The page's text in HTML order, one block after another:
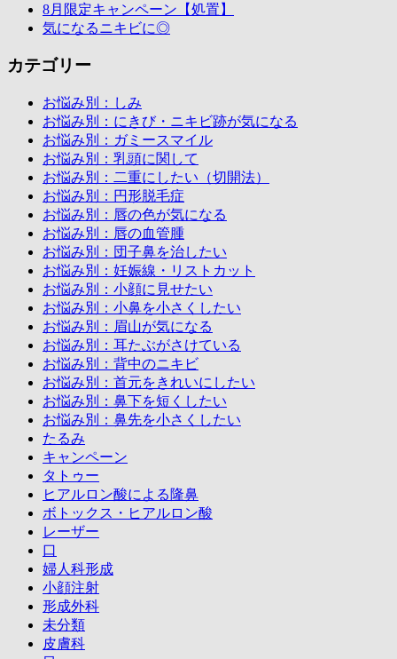
8月限定キャンペーン【処置】
気になるニキビに◎
カテゴリー
お悩み別：しみ
お悩み別：にきび・ニキビ跡が気になる
お悩み別：ガミースマイル
お悩み別：乳頭に関して
お悩み別：二重にしたい（切開法）
お悩み別：円形脱毛症
お悩み別：唇の色が気になる
お悩み別：唇の血管腫
お悩み別：団子鼻を治したい
お悩み別：妊娠線・リストカット
お悩み別：小顔に見せたい
お悩み別：小鼻を小さくしたい
お悩み別：眉山が気になる
お悩み別：耳たぶがさけている
お悩み別：背中のニキビ
お悩み別：首元をきれいにしたい
お悩み別：鼻下を短くしたい
お悩み別：鼻先を小さくしたい
たるみ
キャンペーン
タトゥー
ヒアルロン酸による隆鼻
ボトックス・ヒアルロン酸
レーザー
口
婦人科形成
小顔注射
形成外科
未分類
皮膚科